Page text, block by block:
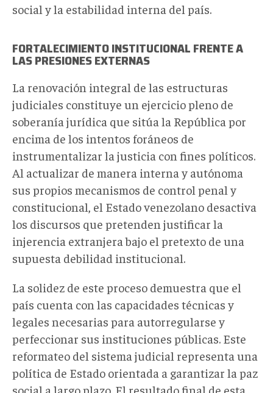
social y la estabilidad interna del país.
FORTALECIMIENTO INSTITUCIONAL FRENTE A
LAS PRESIONES EXTERNAS
La renovación integral de las estructuras
judiciales constituye un ejercicio pleno de
soberanía jurídica que sitúa la República por
encima de los intentos foráneos de
instrumentalizar la justicia con fines políticos.
Al actualizar de manera interna y autónoma
sus propios mecanismos de control penal y
constitucional, el Estado venezolano desactiva
los discursos que pretenden justificar la
injerencia extranjera bajo el pretexto de una
supuesta debilidad institucional.
La solidez de este proceso demuestra que el
país cuenta con las capacidades técnicas y
legales necesarias para autorregularse y
perfeccionar sus instituciones públicas. Este
reformateo del sistema judicial representa una
política de Estado orientada a garantizar la paz
social a largo plazo. El resultado final de esta